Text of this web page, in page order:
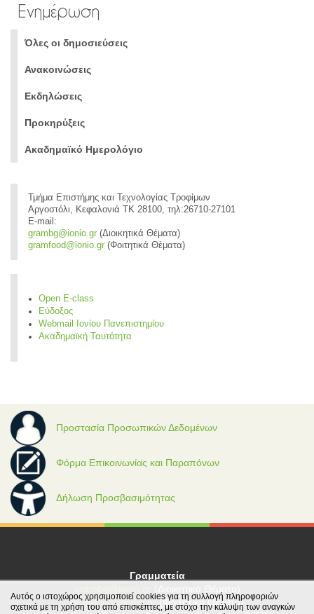
Ενημέρωση
Όλες οι δημοσιεύσεις
Ανακοινώσεις
Εκδηλώσεις
Προκηρύξεις
Ακαδημαϊκό Ημερολόγιο
Τμήμα Επιστήμης και Τεχνολογίας Τροφίμων
Αργοστόλι, Κεφαλονιά ΤΚ 28100, τηλ:26710-27101
E-mail:
grambg@ionio.gr (Διοικητικά Θέματα)
gramfood@ionio.gr (Φοιτητικά Θέματα)
Open E-class
Εύδοξος
Webmail Ιονίου Πανεπιστημίου
Ακαδημαϊκή Ταυτότητα
Προστασία Προσωπικών Δεδομένων
Φόρμα Επικοινωνίας και Παραπόνων
Δήλωση Προσβασιμότητας
Γραμματεία
gramfood@ionio.gr(Φοιτητικά Θέματα)
Αυτός ο ιστοχώρος χρησιμοποιεί cookies για τη συλλογή πληροφοριών
σχετικά με τη χρήση του από επισκέπτες, με στόχο την κάλυψη των αναγκών